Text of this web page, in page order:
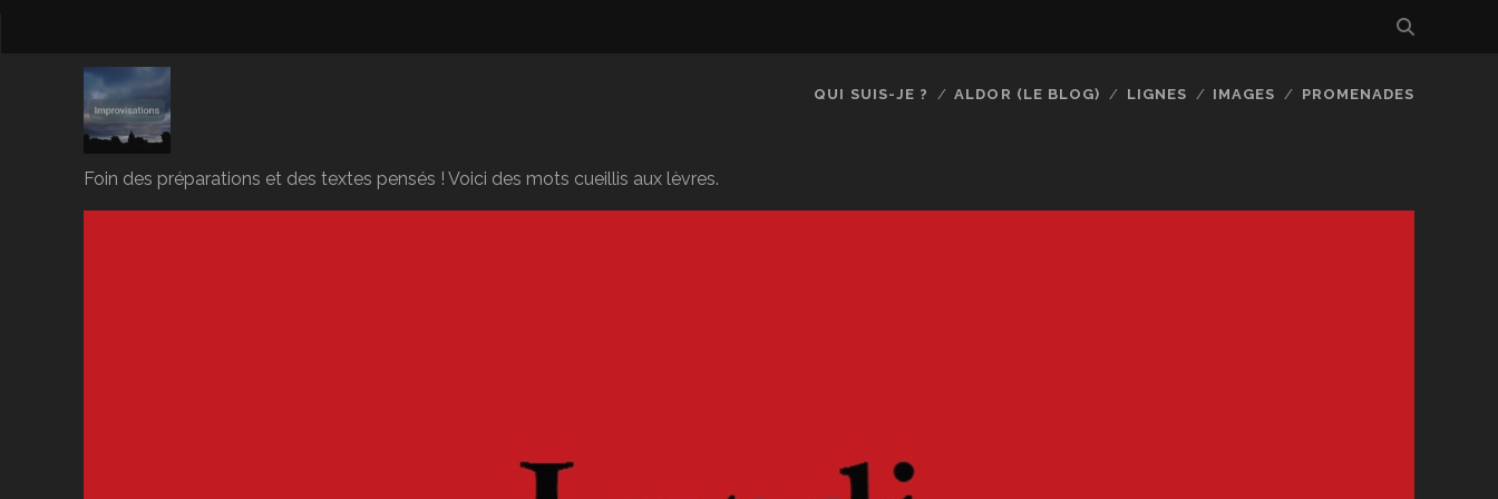
Foin des préparations et des textes pensés ! Voici des mots cueillis aux lèvres.
QUI SUIS-JE ? ALDOR (LE BLOG) LIGNES IMAGES PROMENADES